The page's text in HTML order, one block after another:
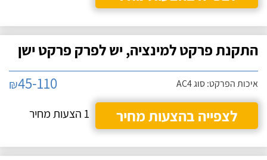
התקנת פרקט למינציה, יש לפרק פרקט ישן
איכות הפרקט: סוג AC4 ₪45-110
לצפייה בהצעות מחיר
1 הצעות מחיר